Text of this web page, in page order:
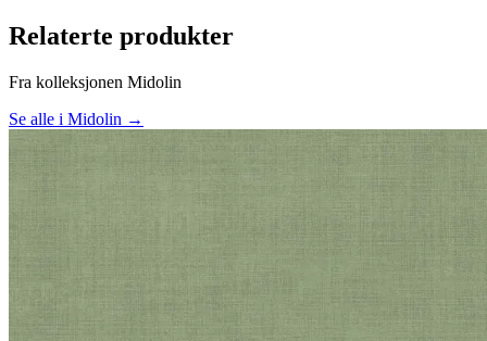
Relaterte produkter
Fra kolleksjonen Midolin
Se alle i Midolin →